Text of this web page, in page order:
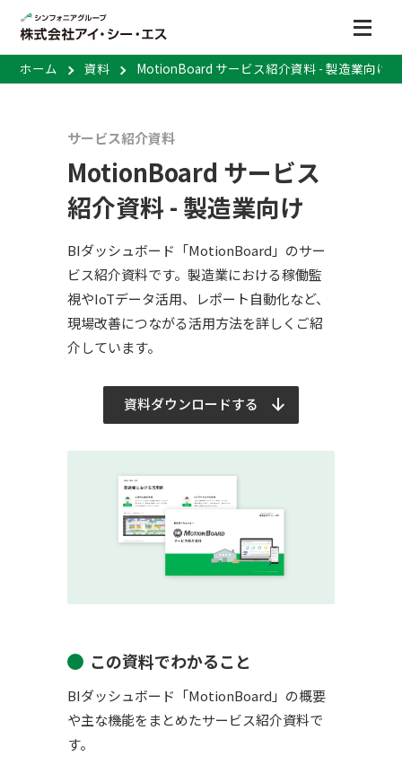
ホーム 資料 MotionBoard サービス紹介資料 - 製造業向け
サービス紹介資料
MotionBoard サービス
紹介資料 - 製造業向け
BIダッシュボード「MotionBoard」のサー
ビス紹介資料です。製造業における稼働監
視やIoTデータ活用、レポート自動化など、
現場改善につながる活用方法を詳しくご紹
介しています。
資料ダウンロードする
この資料でわかること
BIダッシュボード「MotionBoard」の概要
や主な機能をまとめたサービス紹介資料で
す。